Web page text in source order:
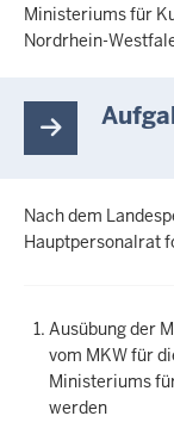
Ministeriums für
Nordrhein-
Nach dem
Hauptpersonalrat
Ausübung der
vom MKW für
Ministeriums
werden